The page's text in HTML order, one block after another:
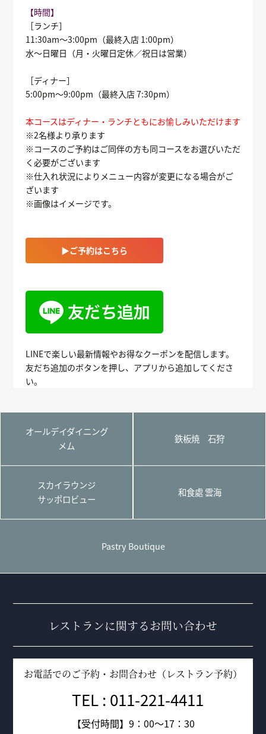
【時間】
［ランチ］
11:30am～3:00pm（最終入店 1:00pm）
水～日曜日（月・火曜日定休／祝日は営業）
［ディナー］
5:00pm～9:00pm（最終入店 7:30pm）
本コースはディナー・ランチともにお愉しみいただけます
※2名様より承ります
※コースのご予約はご同伴の方も同コースをお選びいただ
く必要がございます
※仕入れ状況によりメニュー内容が変更になる場合がご
ざいます
※画像はイメージです。
▶ご予約はこちら
LINEで楽しい最新情報やお得なクーポンを配信します。
友だち追加のボタンを押し、アプリから追加してくださ
い。
オールデイダイニング
メム
鉄板焼 石狩
スカイラウンジ
サッポロビュー
和食處 雲海
Pastry Boutique
レストランに関するお問い合わせ
お電話でのご予約・お問合わせ（レストラン予約）
TEL : 011-221-4411
【受付時間】9：00～17：30